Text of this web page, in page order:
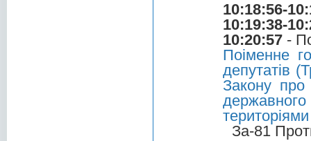
10:18:56-
10:19:38-
10:20:57 -
Поіменне
депутатів
Закону про
державного
За-81